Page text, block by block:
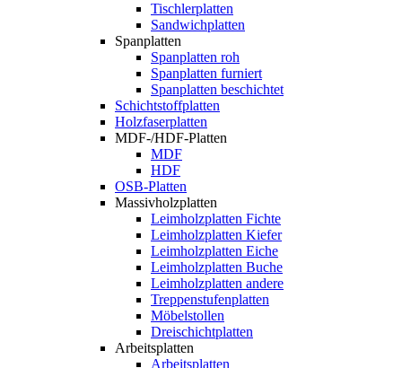
Tischlerplatten
Sandwichplatten
Spanplatten
Spanplatten roh
Spanplatten furniert
Spanplatten beschichtet
Schichtstoffplatten
Holzfaserplatten
MDF-/HDF-Platten
MDF
HDF
OSB-Platten
Massivholzplatten
Leimholzplatten Fichte
Leimholzplatten Kiefer
Leimholzplatten Eiche
Leimholzplatten Buche
Leimholzplatten andere
Treppenstufenplatten
Möbelstollen
Dreischichtplatten
Arbeitsplatten
Arbeitsplatten